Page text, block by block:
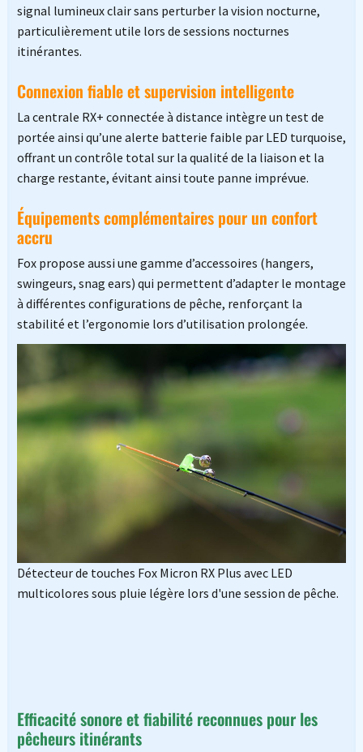
signal lumineux clair sans perturber la vision nocturne,
particulièrement utile lors de sessions nocturnes
itinérantes.
Connexion fiable et supervision intelligente
La centrale RX+ connectée à distance intègre un test de
portée ainsi qu’une alerte batterie faible par LED turquoise,
offrant un contrôle total sur la qualité de la liaison et la
charge restante, évitant ainsi toute panne imprévue.
Équipements complémentaires pour un confort
accru
Fox propose aussi une gamme d’accessoires (hangers,
swingeurs, snag ears) qui permettent d’adapter le montage
à différentes configurations de pêche, renforçant la
stabilité et l’ergonomie lors d’utilisation prolongée.
Détecteur de touches Fox Micron RX Plus avec LED
multicolores sous pluie légère lors d'une session de pêche.
Efficacité sonore et fiabilité reconnues pour les
pêcheurs itinérants